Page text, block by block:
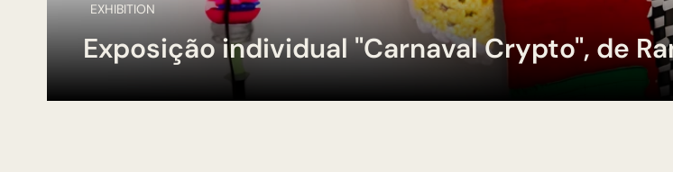
EXHIBITION
Exposição individual "Carnaval Crypto", de